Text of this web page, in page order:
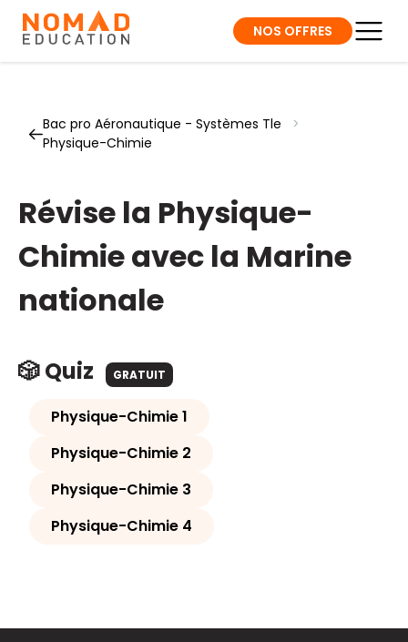
NOS OFFRES
Bac pro Aéronautique - Systèmes Tle
>
Physique-Chimie
Révise la Physique-
Chimie avec la Marine
nationale
🎲 Quiz GRATUIT
Physique-Chimie 1
Physique-Chimie 2
Physique-Chimie 3
Physique-Chimie 4